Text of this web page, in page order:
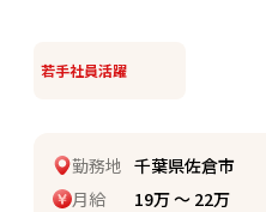
勤務地 千葉県佐倉市
月給
19万 〜 22万
若手社員活躍